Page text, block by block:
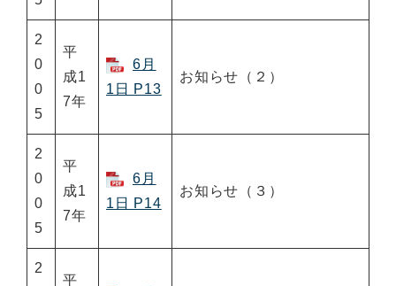
2
0
0
5
平
成1
7年
6月
1日 P13
お知らせ（２）
2
0
0
5
平
成1
7年
6月
1日 P14
お知らせ（３）
2
平